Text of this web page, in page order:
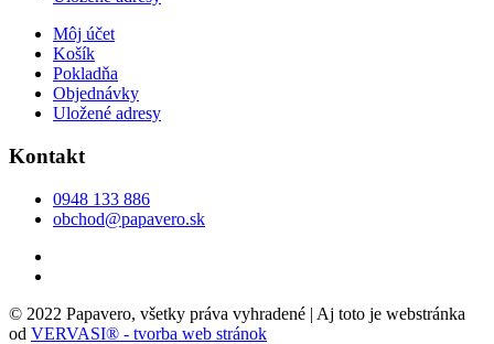
Môj účet
Košík
Pokladňa
Objednávky
Uložené adresy
Kontakt
0948 133 886
obchod@papavero.sk
© 2022 Papavero, všetky práva vyhradené | Aj toto je webstránka
od VERVASI® - tvorba web stránok